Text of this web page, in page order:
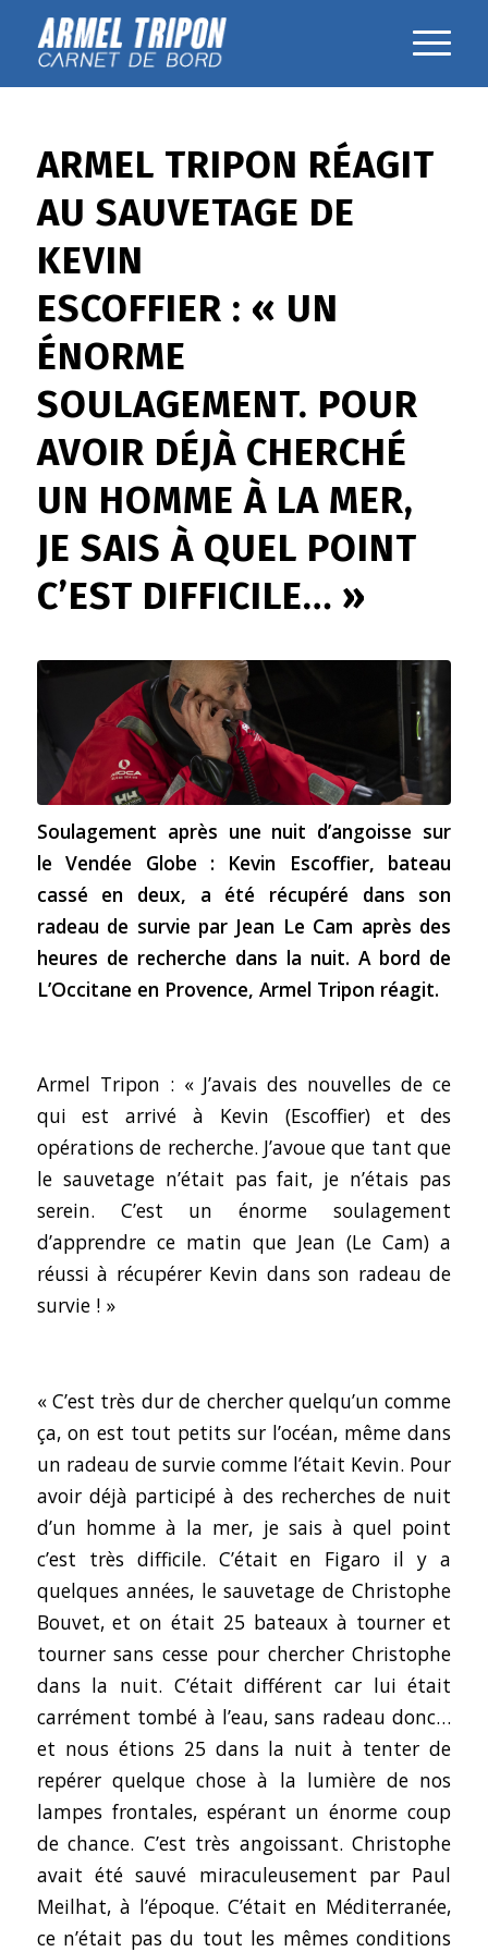
ARMEL TRIPON RÉAGIT
AU SAUVETAGE DE
KEVIN
ESCOFFIER : « UN
ÉNORME
SOULAGEMENT. POUR
AVOIR DÉJÀ CHERCHÉ
UN HOMME À LA MER,
JE SAIS À QUEL POINT
C’EST DIFFICILE… »
Soulagement après une nuit d’angoisse sur
le Vendée Globe : Kevin Escoffier, bateau
cassé en deux, a été récupéré dans son
radeau de survie par Jean Le Cam après des
heures de recherche dans la nuit. A bord de
L’Occitane en Provence, Armel Tripon réagit.
Armel Tripon : « J’avais des nouvelles de ce
qui est arrivé à Kevin (Escoffier) et des
opérations de recherche. J’avoue que tant que
le sauvetage n’était pas fait, je n’étais pas
serein. C’est un énorme soulagement
d’apprendre ce matin que Jean (Le Cam) a
réussi à récupérer Kevin dans son radeau de
survie ! »
« C’est très dur de chercher quelqu’un comme
ça, on est tout petits sur l’océan, même dans
un radeau de survie comme l’était Kevin. Pour
avoir déjà participé à des recherches de nuit
d’un homme à la mer, je sais à quel point
c’est très difficile. C’était en Figaro il y a
quelques années, le sauvetage de Christophe
Bouvet, et on était 25 bateaux à tourner et
tourner sans cesse pour chercher Christophe
dans la nuit. C’était différent car lui était
carrément tombé à l’eau, sans radeau donc…
et nous étions 25 dans la nuit à tenter de
repérer quelque chose à la lumière de nos
lampes frontales, espérant un énorme coup
de chance. C’est très angoissant. Christophe
avait été sauvé miraculeusement par Paul
Meilhat, à l’époque. C’était en Méditerranée,
ce n’était pas du tout les mêmes conditions